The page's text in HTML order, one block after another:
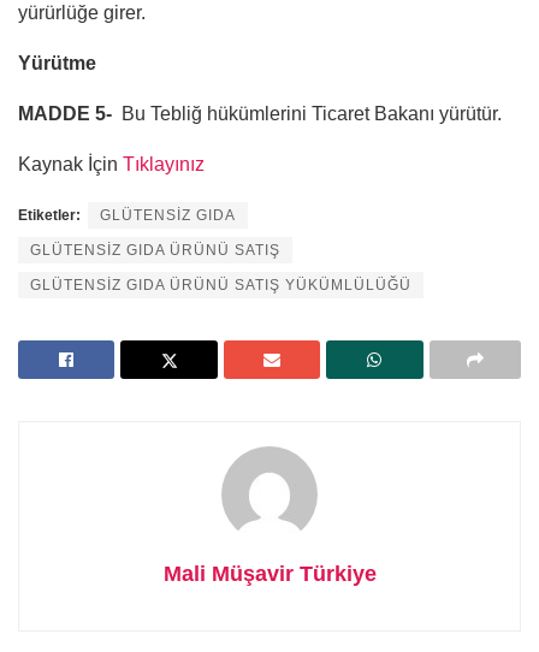
yürürlüğe girer.
Yürütme
MADDE 5- Bu Tebliğ hükümlerini Ticaret Bakanı yürütür.
Kaynak İçin Tıklayınız
Etiketler: GLÜTENSİZ GIDA
GLÜTENSİZ GIDA ÜRÜNÜ SATIŞ
GLÜTENSİZ GIDA ÜRÜNÜ SATIŞ YÜKÜMLÜLÜĞÜ
Mali Müşavir Türkiye